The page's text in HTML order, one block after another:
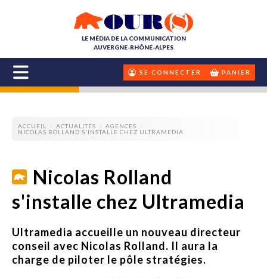
LE MÉDIA DE LA COMMUNICATION
AUVERGNE-RHÔNE-ALPES
SE CONNECTER PANIER
ACCUEIL ACTUALITÉS
AGENCES
NICOLAS ROLLAND S'INSTALLE CHEZ ULTRAMEDIA
Nicolas Rolland
s'installe chez Ultramedia
Ultramedia accueille un nouveau directeur
conseil avec Nicolas Rolland. Il aura la
charge de piloter le pôle stratégies.